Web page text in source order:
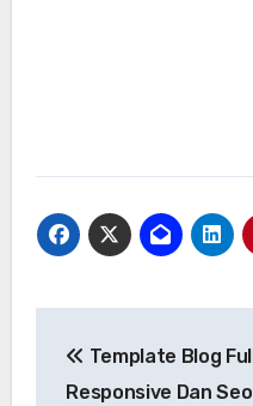
pos
Template Blog Full
Responsive Dan Seo